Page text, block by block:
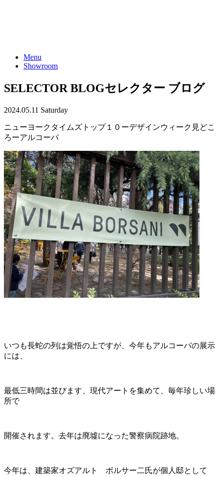
Menu
Showroom
SELECTOR BLOGセレクター ブログ
2024.05.11 Saturday
ニューヨークタイムズトップ１０ーデザインウィーク見どこ
ろーアルコーバ
いつも長蛇の列は覚悟の上ですが、今年もアルコーバの展示
には、
最低三時間は並びます、現代アートを集めて、毎年珍しい場
所で
開催されます。去年は廃墟になった警察病院跡地。
今年は、建築家オズアルト ボルサー二氏が個人邸として